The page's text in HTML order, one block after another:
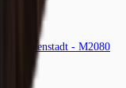
Innenstadt - M2080